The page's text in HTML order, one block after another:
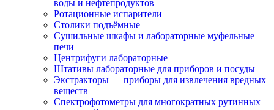
воды и нефтепродуктов
Ротационные испарители
Столики подъёмные
Сушильные шкафы и лабораторные муфельные
печи
Центрифуги лабораторные
Штативы лабораторные для приборов и посуды
Экстракторы — приборы для извлечения вредных
веществ
Спектрофотометры для многократных рутинных